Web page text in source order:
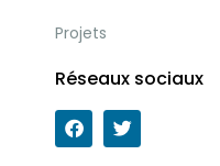
Projets
Réseaux sociaux